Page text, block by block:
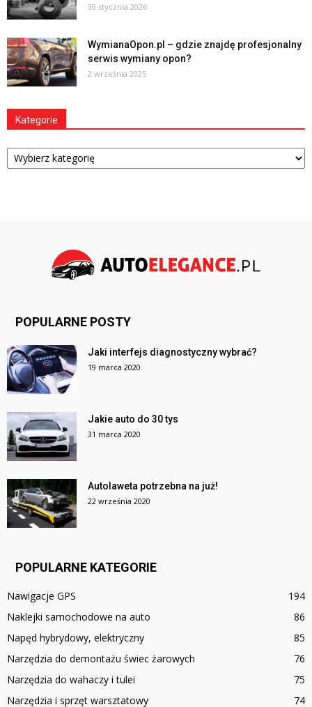
30 stycznia 2026
WymianaOpon.pl – gdzie znajdę profesjonalny
serwis wymiany opon?
2 września 2025
Kategorie
Kategorie
POPULARNE POSTY
Jaki interfejs diagnostyczny wybrać?
19 marca 2020
Jakie auto do 30 tys
31 marca 2020
Autolaweta potrzebna na już!
22 września 2020
POPULARNE KATEGORIE
Nawigacje GPS
194
Naklejki samochodowe na auto
86
Napęd hybrydowy, elektryczny
85
Narzędzia do demontażu świec żarowych
76
Narzędzia do wahaczy i tulei
75
Narzędzia i sprzęt warsztatowy
74